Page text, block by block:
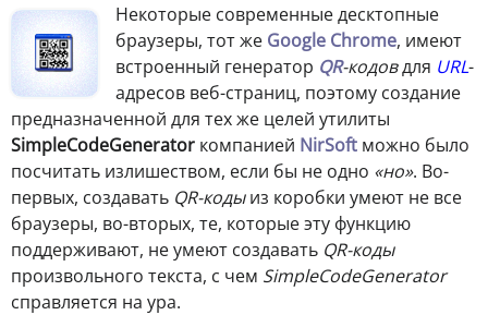
Некоторые современные десктопные
браузеры, тот же Google Chrome, имеют
встроенный генератор QR-кодовдля URL-
адресов веб-страниц, поэтому создание
предназначенной для тех же целей утилиты
SimpleCodeGenerator компанией NirSoft можно было
посчитать излишеством, если бы не одно «но». Во-
первых, создавать QR-кодыиз коробки умеют не все
браузеры, во-вторых, те, которые эту функцию
поддерживают, не умеют создавать QR-коды
произвольного текста, с чем SimpleCodeGenerator
справляется на ура.